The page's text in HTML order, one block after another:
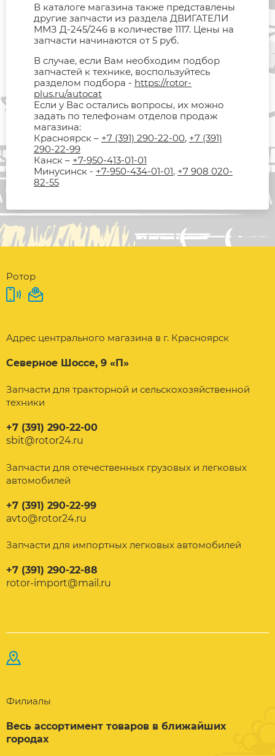
В каталоге магазина также представлены
другие запчасти из раздела ДВИГАТЕЛИ
ММЗ Д-245/246 в количестве 1117. Цены на
запчасти начинаются от 5 руб.
В случае, если Вам необходим подбор
запчастей к технике, воспользуйтесь
разделом подбора - https://rotor-
plus.ru/autocat
Если у Вас остались вопросы, их можно
задать по телефонам отделов продаж
магазина:
Красноярск – +7 (391) 290-22-00, +7 (391)
290-22-99
Канск – +7-950-413-01-01
Минусинск - +7-950-434-01-01, +7 908 020-
82-55
Ротор
Адрес центрального магазина в г. Красноярск
Северное Шоссе, 9 «П»
Запчасти для тракторной и сельскохозяйственной
техники
+7 (391) 290-22-00
sbit@rotor24.ru
Запчасти для отечественных грузовых и легковых
автомобилей
+7 (391) 290-22-99
avto@rotor24.ru
Запчасти для импортных легковых автомобилей
+7 (391) 290-22-88
rotor-import@mail.ru
Филиалы
Весь ассортимент товаров в ближайших
городах